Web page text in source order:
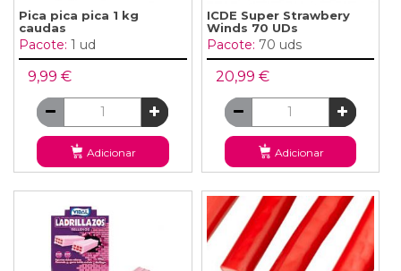
Pica pica pica 1 kg
caudas
Pacote: 1 ud
9,99 €
Adicionar
ICDE Super Strawbery
Winds 70 UDs
Pacote: 70 uds
20,99 €
Adicionar